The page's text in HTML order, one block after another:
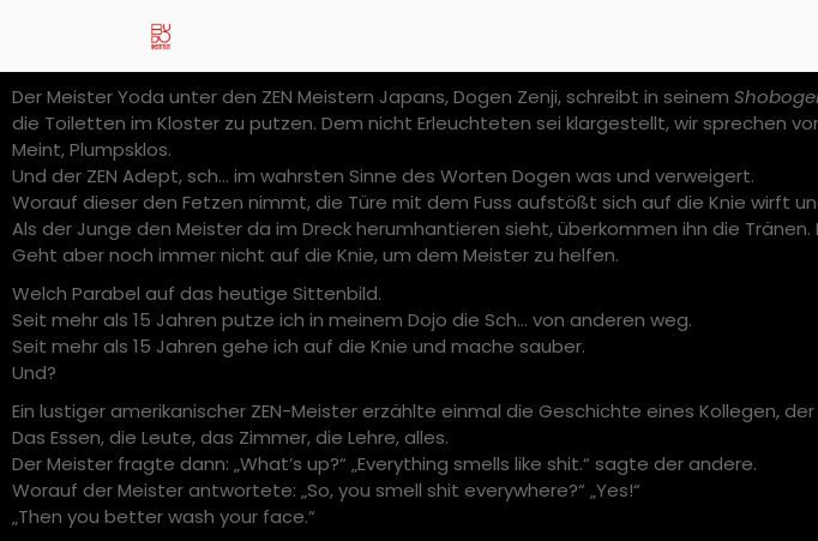
Der Meister Yoda unter den ZEN Meistern Japans, Dogen Zenji, schreibt in seinem
die Toiletten im Kloster zu putzen. Dem nicht Erleuchteten sei klargestellt, wir sprechen
Meint, Plumpsklos.
Und der ZEN Adept, sch… im wahrsten Sinne des Worten Dogen was und verweigert.
Worauf dieser den Fetzen nimmt, die Türe mit dem Fuss aufstößt sich auf die Knie wirft
Als der Junge den Meister da im Dreck herumhantieren sieht, überkommen ihn die Tränen.
Geht aber noch immer nicht auf die Knie, um dem Meister zu helfen.
Welch Parabel auf das heutige Sittenbild.
Seit mehr als 15 Jahren putze ich in meinem Dojo die Sch… von anderen weg.
Seit mehr als 15 Jahren gehe ich auf die Knie und mache sauber.
Und?
Ein lustiger amerikanischer ZEN-Meister erzählte einmal die Geschichte eines Kollegen,
Das Essen, die Leute, das Zimmer, die Lehre, alles.
Der Meister fragte dann: „What’s up?“ „Everything smells like shit.“ sagte der andere.
Worauf der Meister antwortete: „So, you smell shit everywhere?“ „Yes!“
„Then you better wash your face.“